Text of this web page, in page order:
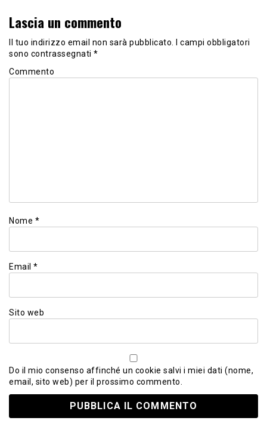
Lascia un commento
Il tuo indirizzo email non sarà pubblicato.
I campi obbligatori
sono contrassegnati *
Commento
Nome *
Email *
Sito web
Do il mio consenso affinché un cookie salvi i miei dati (nome,
email, sito web) per il prossimo commento.